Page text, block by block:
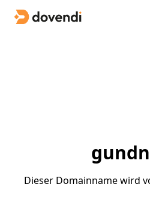
Dieser Domainname wird